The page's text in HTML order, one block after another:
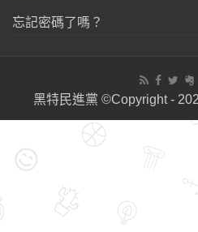
忘記密碼了嗎？
黑特民進黨 ©Copyright -